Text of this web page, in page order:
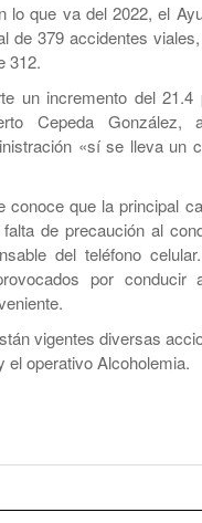
lo que va del 2022, el
de 379 accidentes
312.
un incremento del 21.4
Cepeda González,
«sí se lleva un
conoce que la principal
de precaución al
del teléfono
por conducir
vigentes diversas
operativo Alcoholemia.